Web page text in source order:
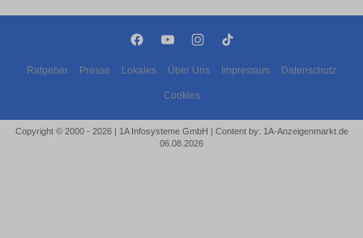
Ratgeber Presse Lokales Über Uns Impressum Datenschutz
Cookies
Copyright © 2000 - 2026 | 1A Infosysteme GmbH | Content by: 1A-Anzeigenmarkt.de
06.08.2026